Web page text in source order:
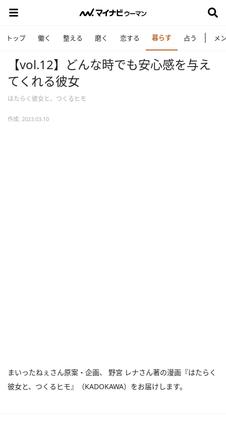
トップ 働く 整える 磨く 恋する 暮らす 占う メ
【vol.12】どんな時でも安心感を与え
てくれる彼女
はたらく彼女と、つくるヒモ
作成: 2023.03.10
まいったねぇさん原案・企画、 野宮 レナさん著の漫画『はたらく
彼女と、つくるヒモ』（KADOKAWA）をお届けします。